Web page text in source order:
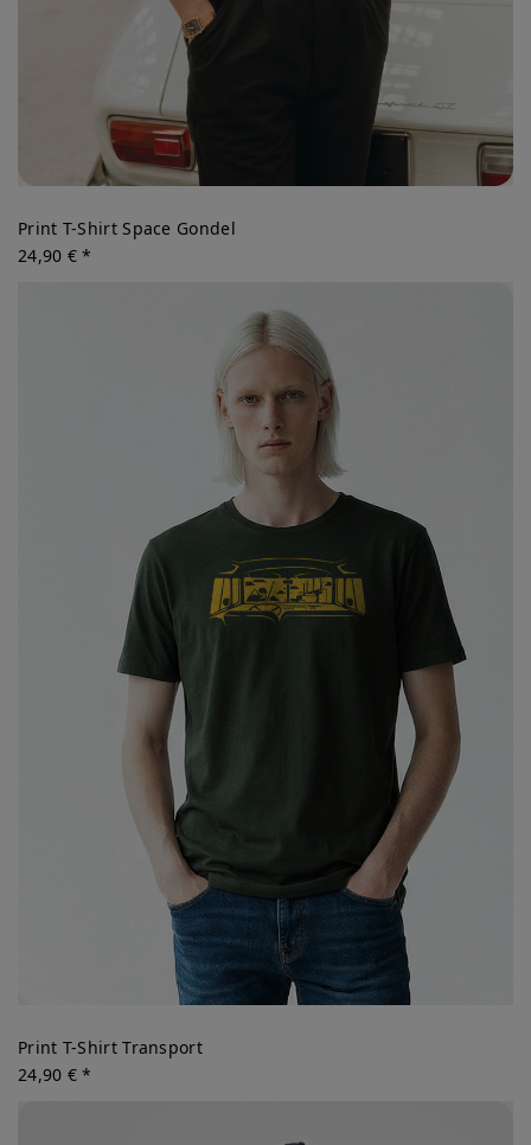
Print T-Shirt Space Gondel
24,90 € *
Print T-Shirt Transport
24,90 € *